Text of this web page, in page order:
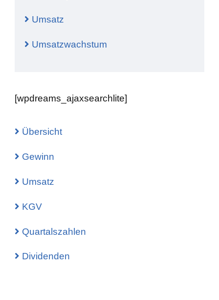
Umsatz
Umsatzwachstum
[wpdreams_ajaxsearchlite]
Übersicht
Gewinn
Umsatz
KGV
Quartalszahlen
Dividenden